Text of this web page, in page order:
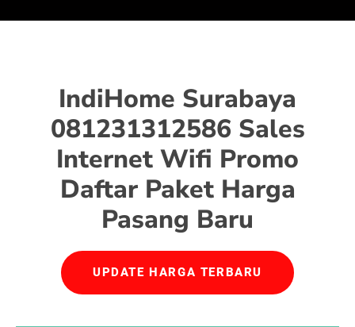
IndiHome Surabaya
081231312586 Sales
Internet Wifi Promo
Daftar Paket Harga
Pasang Baru
UPDATE HARGA TERBARU